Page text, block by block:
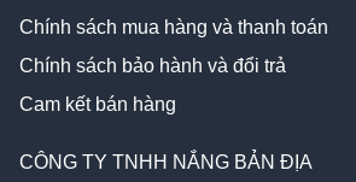
CÔNG TY TNHH NẮNG BẢN ĐỊA
Chính sách mua hàng và thanh toán
Chính sách bảo hành và đổi trả
Cam kết bán hàng